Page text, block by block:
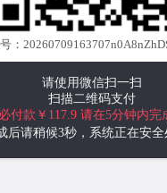
：
请使用微信扫一扫
扫描二维码支付
付款￥117.9 请在5分钟内完
后请稍候3秒，系统正在安